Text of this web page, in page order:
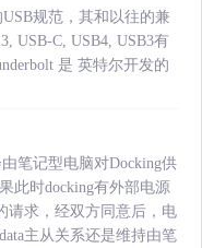
规范，其和以往的兼
USB-C, USB4, USB3有
是 英特尔开发的
笔记型电脑对Docking供
此时docking有外部电源
请求，经双方同意后，电
主从关系还是维持由笔